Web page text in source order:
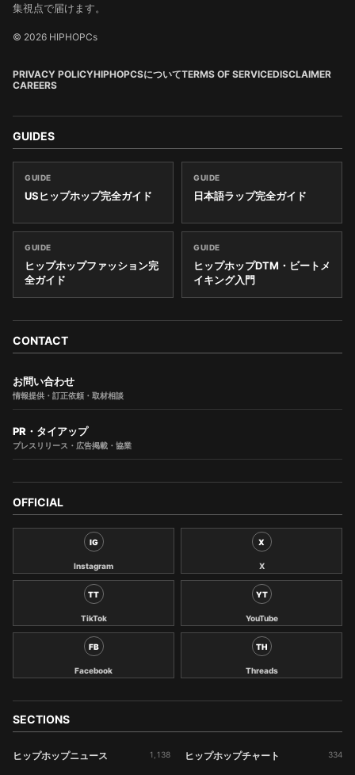
集視点で届けます。
© 2026 HIPHOPCs
PRIVACY POLICYHIPHOPCSについてTERMS OF SERVICEDISCLAIMER
CAREERS
GUIDES
GUIDE
USヒップホップ完全ガイド
GUIDE
日本語ラップ完全ガイド
GUIDE
ヒップホップファッション完
全ガイド
GUIDE
ヒップホップDTM・ビートメ
イキング入門
CONTACT
お問い合わせ
情報提供・訂正依頼・取材相談
PR・タイアップ
プレスリリース・広告掲載・協業
OFFICIAL
IG
Instagram
X
X
TT
TikTok
YT
YouTube
FB
Facebook
TH
Threads
SECTIONS
ヒップホップニュース 1,138 ヒップホップチャート 334